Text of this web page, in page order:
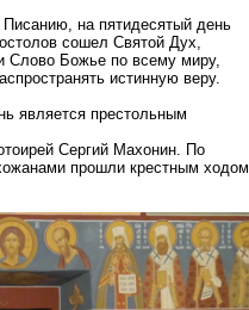
на пятидесятый день
сошел Святой Дух,
Слово Божье по всему миру,
истинную веру.
является престольным
Сергий Махонин. По
прошли крестным ходом